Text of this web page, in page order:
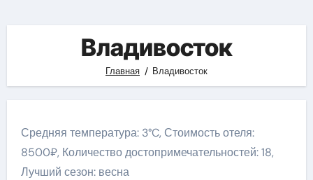
Владивосток
Главная Владивосток
Средняя температура: 3°C, Стоимость отеля:
8500₽, Количество достопримечательностей: 18,
Лучший сезон: весна